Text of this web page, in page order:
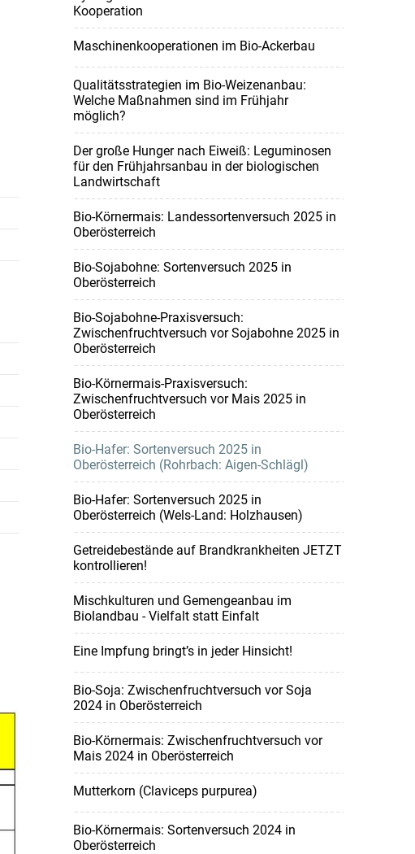
Kooperation
Maschinenkooperationen im Bio-Ackerbau
Qualitätsstrategien im Bio-Weizenanbau:
Welche Maßnahmen sind im Frühjahr
möglich?
Der große Hunger nach Eiweiß: Leguminosen
für den Frühjahrsanbau in der biologischen
Landwirtschaft
Bio-Körnermais: Landessortenversuch 2025 in
Oberösterreich
Bio-Sojabohne: Sortenversuch 2025 in
Oberösterreich
Bio-Sojabohne-Praxisversuch:
Zwischenfruchtversuch vor Sojabohne 2025 in
Oberösterreich
Bio-Körnermais-Praxisversuch:
Zwischenfruchtversuch vor Mais 2025 in
Oberösterreich
Bio-Hafer: Sortenversuch 2025 in
Oberösterreich (Rohrbach: Aigen-Schlägl)
Bio-Hafer: Sortenversuch 2025 in
Oberösterreich (Wels-Land: Holzhausen)
Getreidebestände auf Brandkrankheiten JETZT
kontrollieren!
Mischkulturen und Gemengeanbau im
Biolandbau - Vielfalt statt Einfalt
Eine Impfung bringt’s in jeder Hinsicht!
Bio-Soja: Zwischenfruchtversuch vor Soja
2024 in Oberösterreich
Bio-Körnermais: Zwischenfruchtversuch vor
Mais 2024 in Oberösterreich
Mutterkorn (Claviceps purpurea)
Bio-Körnermais: Sortenversuch 2024 in
Oberösterreich